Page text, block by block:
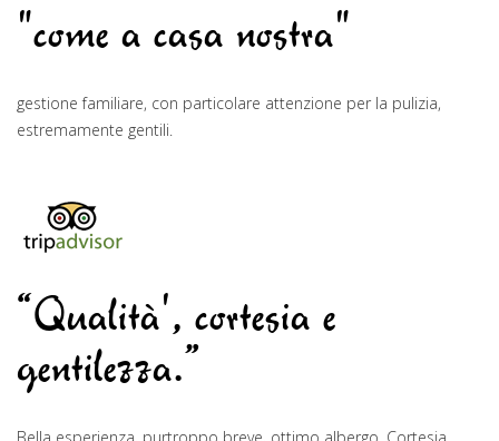
"come a casa nostra"
gestione familiare, con particolare attenzione per la pulizia,
estremamente gentili.
“Qualità', cortesia e
gentilezza.”